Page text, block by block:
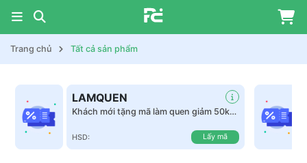
Trang chủ Tất cả sản phẩm
LAMQUEN
Khách mới tặng mã làm quen giảm 50k
HSD: Lấy mã